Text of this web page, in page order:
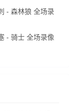
- 森林狼 全场录
- 骑士 全场录像